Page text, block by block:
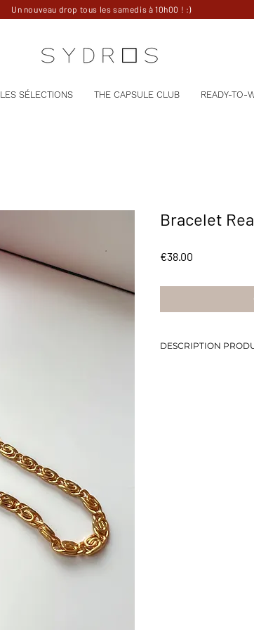
Un nouveau drop tous les samedis à 10h00 ! :)
LES SÉLECTIONS THE CAPSULE CLUB READY-TO-
Bracelet
€38.00
DESCRIPTION